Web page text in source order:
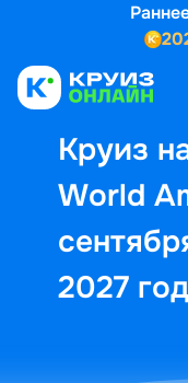
Круиз
World
2027